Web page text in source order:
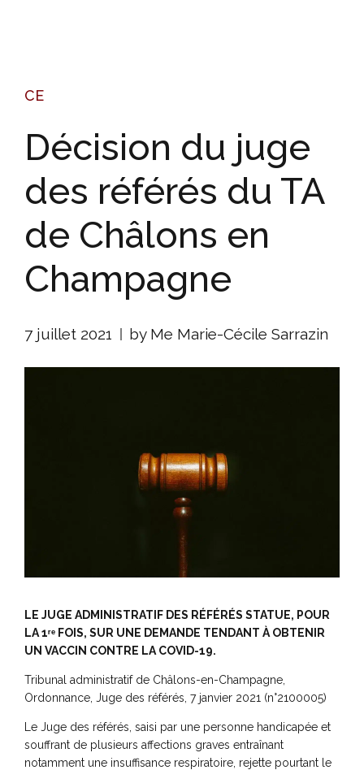
CE
Décision du juge
des référés du TA
de Châlons en
Champagne
7 juillet 2021 by Me Marie-Cécile Sarrazin
LE JUGE ADMINISTRATIF DES RÉFÉRÉS STATUE, POUR
LA 1ʳᵉ FOIS, SUR UNE DEMANDE TENDANT À OBTENIR
UN VACCIN CONTRE LA COVID-19.
Tribunal administratif de Châlons-en-Champagne,
Ordonnance, Juge des référés, 7 janvier 2021 (n°2100005)
Le Juge des référés, saisi par une personne handicapée et
souffrant de plusieurs affections graves entraînant
notamment une insuffisance respiratoire, rejette pourtant le